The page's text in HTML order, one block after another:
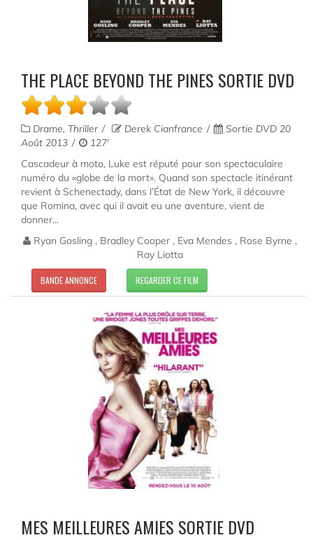
THE PLACE BEYOND THE PINES SORTIE DVD
Drame, Thriller Derek Cianfrance
Sortie DVD 20
Août 2013
127'
Cascadeur à moto, Luke est réputé pour son spectaculaire
numéro du «globe de la mort». Quand son spectacle itinérant
revient à Schenectady, dans l’État de New York, il découvre
que Romina, avec qui il avait eu une aventure, vient de
donner...
Ryan Gosling , Bradley Cooper , Eva Mendes , Rose Byrne ,
Ray Liotta
BANDE ANNONCE REGARDER CE FILM
MES MEILLEURES AMIES SORTIE DVD